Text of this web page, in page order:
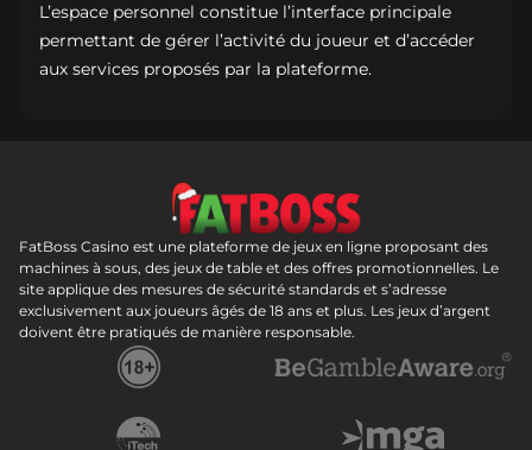
L’espace personnel constitue l’interface principale
permettant de gérer l’activité du joueur et d’accéder
aux services proposés par la plateforme.
FatBoss Casino est une plateforme de jeux en ligne proposant des
machines à sous, des jeux de table et des offres promotionnelles. Le
site applique des mesures de sécurité standards et s’adresse
exclusivement aux joueurs âgés de 18 ans et plus. Les jeux d’argent
doivent être pratiqués de manière responsable.